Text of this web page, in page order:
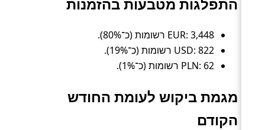
EUR: 3,448 רשומות (כ־80%).
USD: 822 רשומות (כ־19%).
PLN: 62 רשומות (כ־1%).
מגמת ביקוש לעומת החודש
הקודם